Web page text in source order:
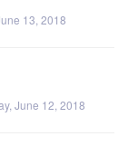
13, 2018
June 12, 2018